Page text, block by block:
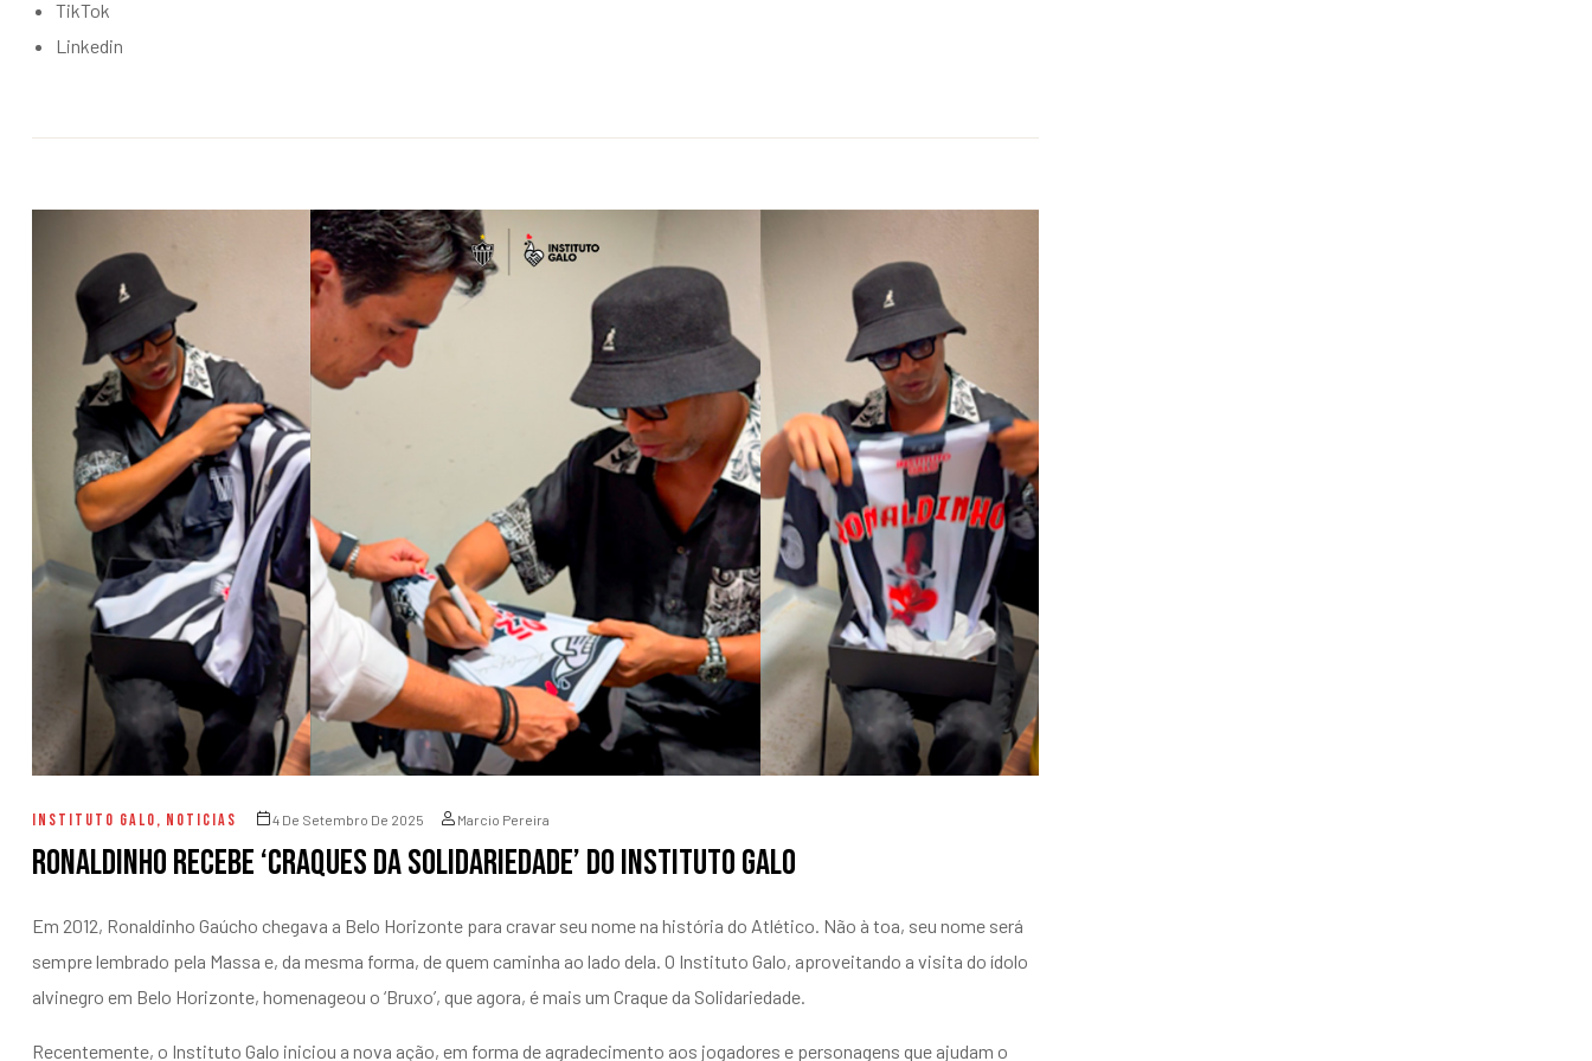
TikTok
Linkedin
INSTITUTO GALO, NOTICIAS 4 De Setembro De 2025 Marcio Pereira
Ronaldinho recebe ‘Craques da Solidariedade’ do Instituto Galo
Em 2012, Ronaldinho Gaúcho chegava a Belo Horizonte para cravar seu nome na história do Atlético. Não à toa, seu nome será
sempre lembrado pela Massa e, da mesma forma, de quem caminha ao lado dela. O Instituto Galo, aproveitando a visita do ídolo
alvinegro em Belo Horizonte, homenageou o ‘Bruxo’, que agora, é mais um Craque da Solidariedade.
Recentemente, o Instituto Galo iniciou a nova ação, em forma de agradecimento aos jogadores e personagens que ajudam o